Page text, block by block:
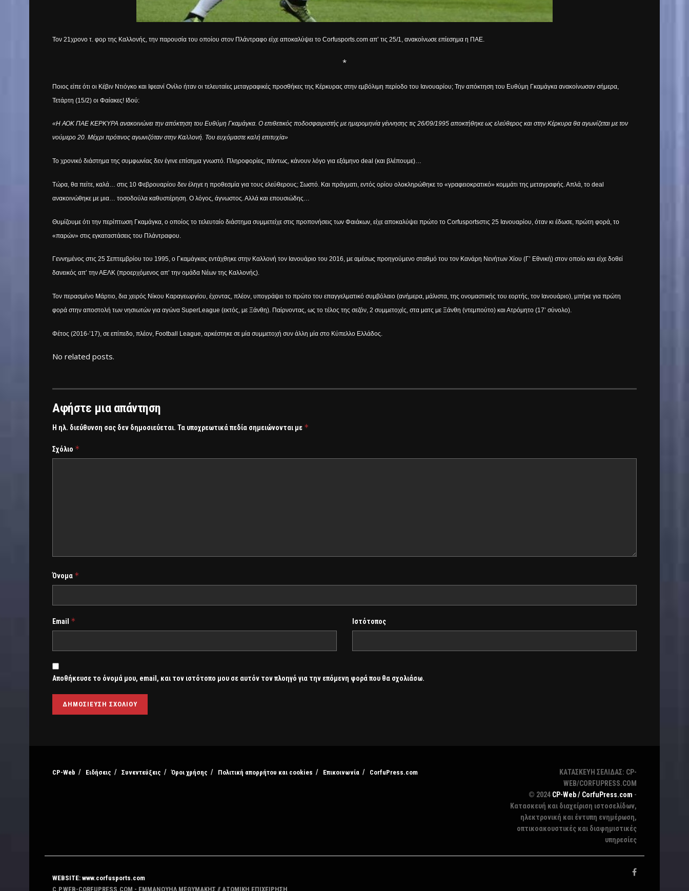
Τον 21χρονο τ. φορ της Καλλονής, την παρουσία του οποίου στον Πλάντραφο είχε αποκαλύψει το Corfusports.com απ’ τις 25/1, ανακοίνωσε επίεσημα η ΠΑΕ.
*
Ποιος είπε ότι οι Κέβιν Ντιόγκο και Ιφεανί Ονίλο ήταν οι τελευταίες μεταγραφικές προσθήκες της Κέρκυρας στην εμβόλιμη περίοδο του Ιανουαρίου; Την απόκτηση του Ευθύμη Γκαμάγκα ανακοίνωσαν σήμερα,
Τετάρτη (15/2) οι Φαίακες! Ιδού:
«Η ΑΟΚ ΠΑΕ ΚΕΡΚΥΡΑ ανακοινώνει την απόκτηση του Ευθύμη Γκαμάγκα. Ο επιθετικός ποδοσφαιριστής με ημερομηνία γέννησης τις 26/09/1995 αποκτήθηκε ως ελεύθερος και στην Κέρκυρα θα αγωνίζεται με τον
νούμερο 20. Μέχρι πρότινος αγωνιζόταν στην Καλλονή. Του ευχόμαστε καλή επιτυχία»
Το χρονικό διάστημα της συμφωνίας δεν έγινε επίσημα γνωστό. Πληροφορίες, πάντως, κάνουν λόγο για εξάμηνο deal (και βλέπουμε)…
Τώρα, θα πείτε, καλά… στις 10 Φεβρουαρίου δεν έληγε η προθεσμία για τους ελεύθερους; Σωστό. Και πράγματι, εντός ορίου ολοκληρώθηκε το «γραφειοκρατικό» κομμάτι της μεταγραφής. Απλά, το deal
ανακοινώθηκε με μια… τοσοδούλα καθυστέρηση. Ο λόγος, άγνωστος. Αλλά και επουσιώδης…
Θυμίζουμε ότι την περίπτωση Γκαμάγκα, ο οποίος το τελευταίο διάστημα συμμετείχε στις προπονήσεις των Φαιάκων, είχε αποκαλύψει πρώτο το Corfusportsστις 25 Ιανουαρίου, όταν κι έδωσε, πρώτη φορά, το
«παρών» στις εγκαταστάσεις του Πλάντραφου.
Γεννημένος στις 25 Σεπτεμβρίου του 1995, ο Γκαμάγκας εντάχθηκε στην Καλλονή τον Ιανουάριο του 2016, με αμέσως προηγούμενο σταθμό του τον Κανάρη Νενήτων Χίου (Γ’ Εθνική) στον οποίο και είχε δοθεί
δανεικός απ’ την ΑΕΛΚ (προερχόμενος απ’ την ομάδα Νέων της Καλλονής).
Τον περασμένο Μάρτιο, δια χειρός Νίκου Καραγεωργίου, έχοντας, πλέον, υπογράψει το πρώτο του επαγγελματικό συμβόλαιο (ανήμερα, μάλιστα, της ονομαστικής του εορτής, τον Ιανουάριο), μπήκε για πρώτη
φορά στην αποστολή των νησιωτών για αγώνα SuperLeague (εκτός, με Ξάνθη). Παίρνοντας, ως το τέλος της σεζόν, 2 συμμετοχές, στα ματς με Ξάνθη (ντεμπούτο) και Ατρόμητο (17’ σύνολο).
Φέτος (2016-’17), σε επίπεδο, πλέον, Football League, αρκέστηκε σε μία συμμετοχή συν άλλη μία στο Κύπελλο Ελλάδος.
No related posts.
Αφήστε μια απάντηση
Η ηλ. διεύθυνση σας δεν δημοσιεύεται. Τα υποχρεωτικά πεδία σημειώνονται με *
Σχόλιο *
Όνομα *
Email * Ιστότοπος
Αποθήκευσε το όνομά μου, email, και τον ιστότοπο μου σε αυτόν τον πλοηγό για την επόμενη φορά που θα σχολιάσω.
CP-Web Ειδήσεις Συνεντεύξεις Όροι χρήσης Πολιτική απορρήτου και cookies Επικοινωνία CorfuPress.com
ΚΑΤΑΣΚΕΥΗ ΣΕΛΙΔΑΣ: CP-
WEB/CORFUPRESS.COM
© 2024 CP-Web / CorfuPress.com -
Κατασκευή και διαχείριση ιστοσελίδων,
ηλεκτρονική και έντυπη ενημέρωση,
οπτικοακουστικές και διαφημιστικές
υπηρεσίες
WEBSITE: www.corfusports.com
C.P.WEB-CORFUPRESS.COM - ΕΜΜΑΝΟΥΗΛ ΜΕΘΥΜΑΚΗΣ // ΑΤΟΜΙΚΗ ΕΠΙΧΕΙΡΗΣΗ